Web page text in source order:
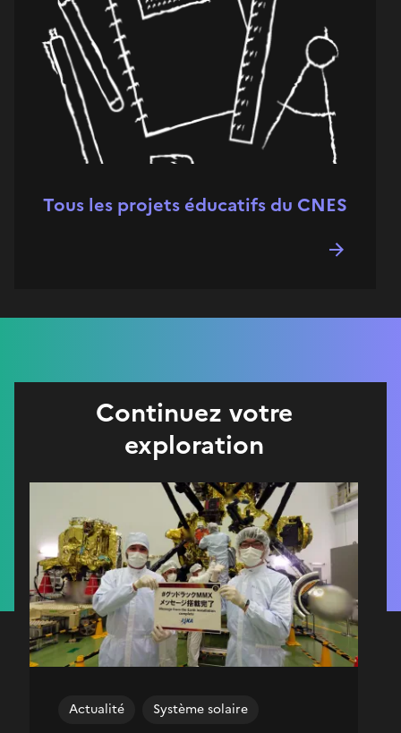
Tous les projets éducatifs du CNES
Continuez votre
exploration
Actualité Système solaire